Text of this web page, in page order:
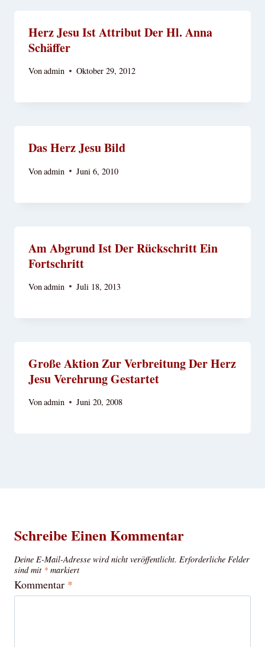
Herz Jesu Ist Attribut Der Hl. Anna
Schäffer
Vonadmin Oktober 29, 2012
Das Herz Jesu Bild
Vonadmin Juni 6, 2010
Am Abgrund Ist Der Rückschritt Ein
Fortschritt
Vonadmin Juli 18, 2013
Große Aktion Zur Verbreitung Der Herz
Jesu Verehrung Gestartet
Vonadmin Juni 20, 2008
Schreibe Einen Kommentar
Deine E-Mail-Adresse wird nicht veröffentlicht. Erforderliche Felder
sind mit * markiert
Kommentar *